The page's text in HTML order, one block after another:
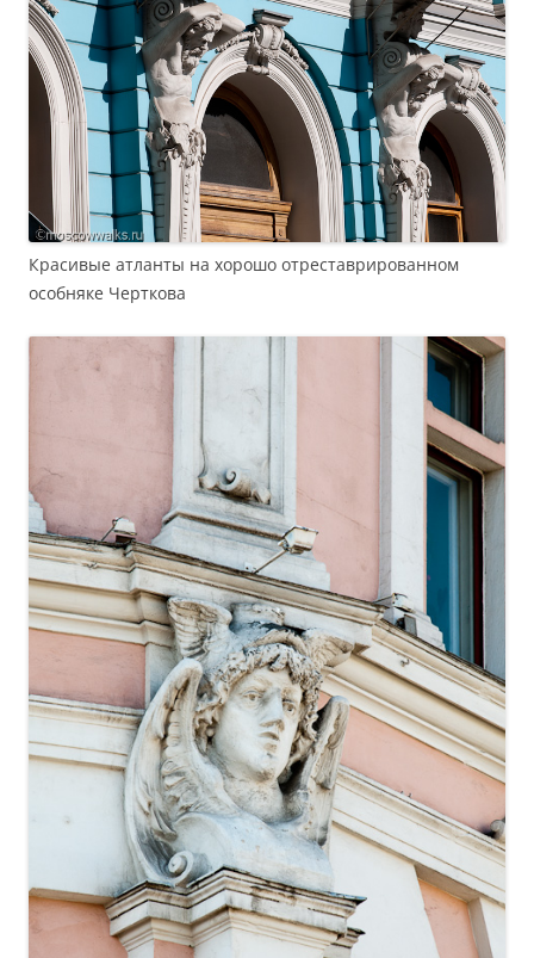
Красивые атланты на хорошо отреставрированном
особняке Черткова